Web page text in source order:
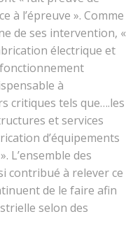
à l’épreuve ». Comme
de ses intervention, «
électrique et
à
critiques tels que….les
et services
d’équipements
L’ensemble des
contribué à relever ce
de le faire afin
selon des